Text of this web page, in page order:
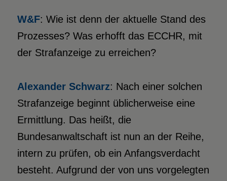
W&F: Wie ist denn der aktuelle Stand des
Prozesses? Was erhofft das ECCHR, mit
der Strafanzeige zu erreichen?
Alexander Schwarz: Nach einer solchen
Strafanzeige beginnt üblicherweise eine
Ermittlung. Das heißt, die
Bundesanwaltschaft ist nun an der Reihe,
intern zu prüfen, ob ein Anfangsverdacht
besteht. Aufgrund der von uns vorgelegten